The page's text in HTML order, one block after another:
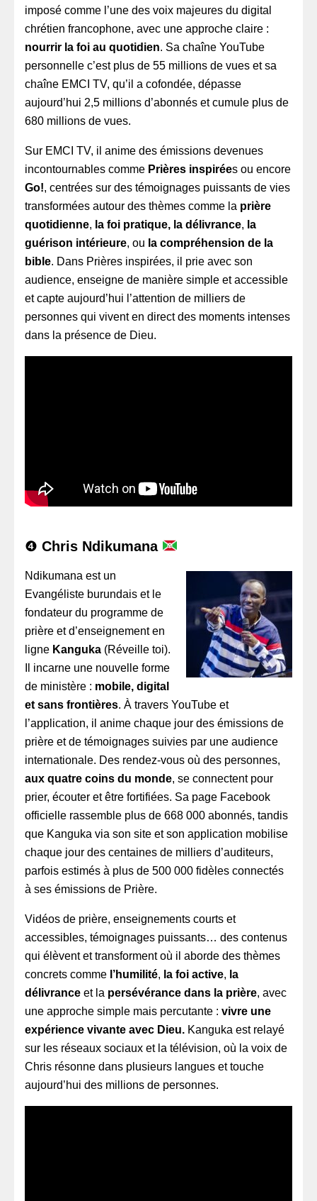
imposé comme l’une des voix majeures du digital
chrétien francophone, avec une approche claire :
nourrir la foi au quotidien. Sa chaîne YouTube
personnelle c’est plus de 55 millions de vues et sa
chaîne EMCI TV, qu’il a cofondée, dépasse
aujourd’hui 2,5 millions d’abonnés et cumule plus de
680 millions de vues.
Sur EMCI TV, il anime des émissions devenues
incontournables comme Prières inspirées ou encore
Go!, centrées sur des témoignages puissants de vies
transformées autour des thèmes comme la prière
quotidienne, la foi pratique, la délivrance, la
guérison intérieure, ou la compréhension de la
bible. Dans Prières inspirées, il prie avec son
audience, enseigne de manière simple et accessible
et capte aujourd’hui l’attention de milliers de
personnes qui vivent en direct des moments intenses
dans la présence de Dieu.
❹ Chris Ndikumana
Ndikumana est un
Evangéliste burundais et le
fondateur du programme de
prière et d’enseignement en
ligne Kanguka (Réveille toi).
Il incarne une nouvelle forme
de ministère : mobile, digital
et sans frontières. À travers YouTube et
l’application, il anime chaque jour des émissions de
prière et de témoignages suivies par une audience
internationale. Des rendez-vous où des personnes,
aux quatre coins du monde, se connectent pour
prier, écouter et être fortifiées. Sa page Facebook
officielle rassemble plus de 668 000 abonnés, tandis
que Kanguka via son site et son application mobilise
chaque jour des centaines de milliers d’auditeurs,
parfois estimés à plus de 500 000 fidèles connectés
à ses émissions de Prière.
Vidéos de prière, enseignements courts et
accessibles, témoignages puissants… des contenus
qui élèvent et transforment où il aborde des thèmes
concrets comme l’humilité, la foi active, la
délivrance et la persévérance dans la prière, avec
une approche simple mais percutante : vivre une
expérience vivante avec Dieu. Kanguka est relayé
sur les réseaux sociaux et la télévision, où la voix de
Chris résonne dans plusieurs langues et touche
aujourd’hui des millions de personnes.